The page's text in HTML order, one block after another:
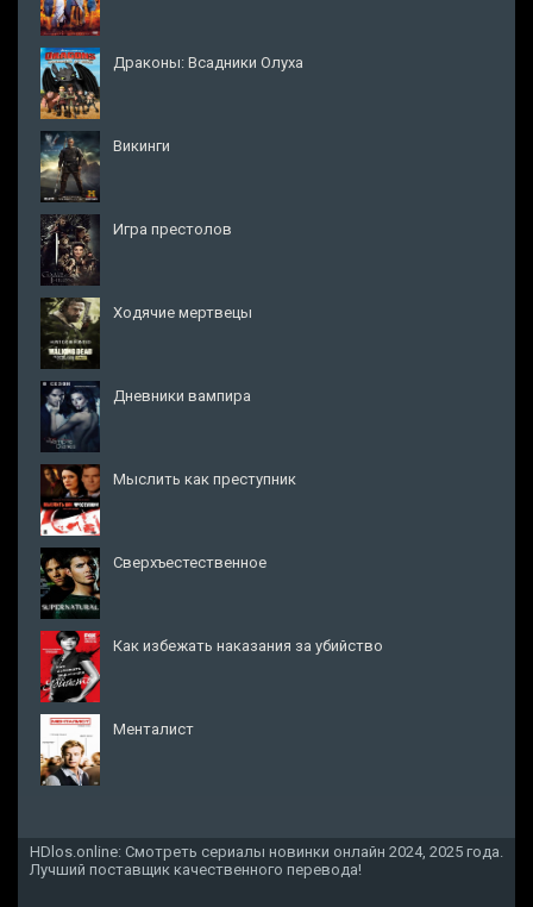
Драконы: Всадники Олуха
Викинги
Игра престолов
Ходячие мертвецы
Дневники вампира
Мыслить как преступник
Сверхъестественное
Как избежать наказания за убийство
Менталист
HDlos.online: Смотреть сериалы новинки онлайн 2024, 2025 года.
Лучший поставщик качественного перевода!